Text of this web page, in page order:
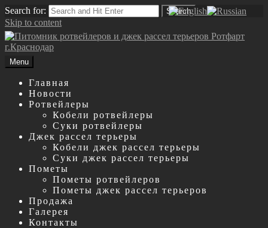
Search for: Search
Skip to content
Menu
Главная
Новости
Ротвейлеры
Кобели ротвейлеры
Суки ротвейлеры
Джек рассел терьеры
Кобели джек рассел терьеры
Суки джек рассел терьеры
Пометы
Пометы ротвейлеров
Пометы джек рассел терьеров
Продажа
Галерея
Контакты